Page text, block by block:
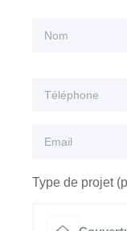
Type de projet